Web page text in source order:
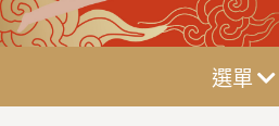
選單